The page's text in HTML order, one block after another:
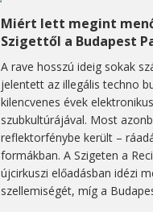
Miért lett megint
Szigettől a Budapest
A rave hosszú ideig sokak
jelentett az illegális techno
kilencvenes évek
szubkultúrájával. Most
reflektorfénybe került –
formákban. A Szigeten a
újcirkuszi előadásban idézi
szellemiségét, míg a